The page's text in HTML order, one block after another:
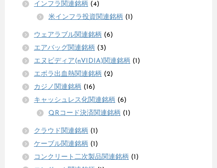
インフラ関連銘柄 (4)
米インフラ投資関連銘柄 (1)
ウェアラブル関連銘柄 (6)
エアバッグ関連銘柄 (3)
エヌビディア(nVIDIA)関連銘柄 (1)
エボラ出血熱関連銘柄 (2)
カジノ関連銘柄 (16)
キャッシュレス化関連銘柄 (6)
QRコード決済関連銘柄 (1)
クラウド関連銘柄 (1)
ケーブル関連銘柄 (1)
コンクリート二次製品関連銘柄 (1)